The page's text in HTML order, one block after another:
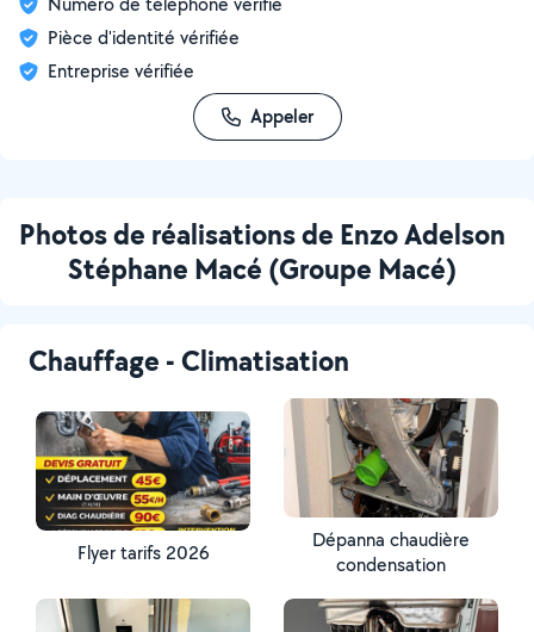
Pièce d'identité vérifiée
Entreprise vérifiée
Appeler
Photos de réalisations de Enzo Adelson
Stéphane Macé (Groupe Macé)
Chauffage - Climatisation
Flyer tarifs 2026
Dépanna chaudière
condensation